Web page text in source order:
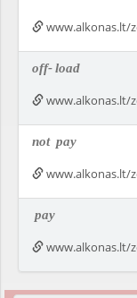
www.alkonas.lt/
off-load
www.alkonas.lt/
not pay
www.alkonas.lt/
pay
www.alkonas.lt/